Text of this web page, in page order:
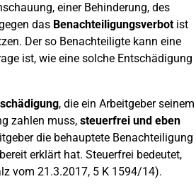
einer Behinderung, des
das Benachteiligungsverbotist
Der so Benachteiligte kann eine
ist, wie eine solche Entschädigung
, die ein Arbeitgeber seinem
zahlen muss, steuerfrei und eben
die behauptete Benachteiligung
erklärt hat. Steuerfrei bedeutet,
vom 21.3.2017, 5 K 1594/14).